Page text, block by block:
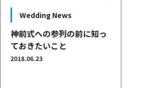
Wedding News
神前式への参列の前に知っ
ておきたいこと
2018.06.23